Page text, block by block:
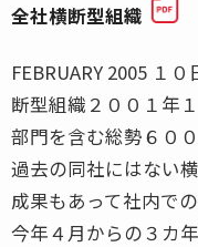
全社横断型組織
FEBRUARY 2005 １
断型組織２００１年
部門を含む総勢６０
過去の同社にはない
成果もあって社内で
今年４月からの３カ